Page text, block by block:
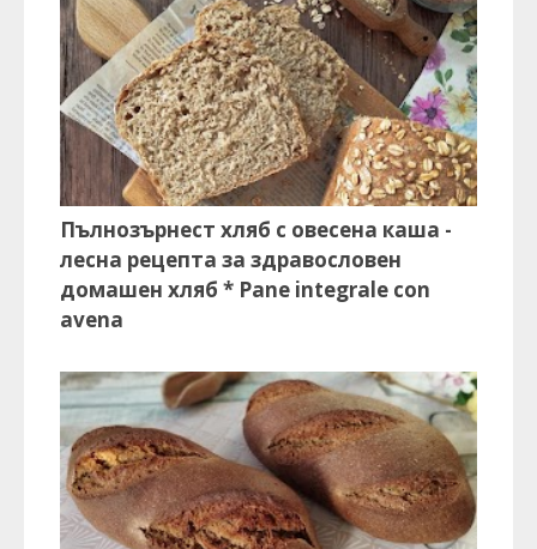
Пълнозърнест хляб с овесена каша -
лесна рецепта за здравословен
домашен хляб * Pane integrale con
avena